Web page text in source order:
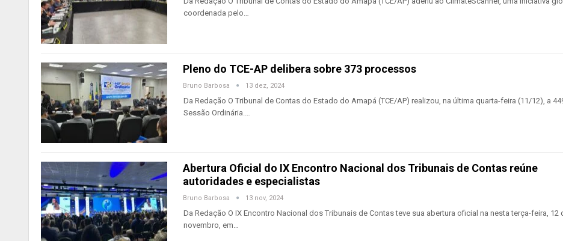
coordenada pelo…
Pleno do TCE-AP delibera sobre 373 processos
Bruno Barbosa 13 dez, 2024
Da Redação O Tribunal de Contas do Estado do Amapá (TCE/AP) realizou, na última quarta-feira (11/12), a
Sessão Ordinária.…
Abertura Oficial do IX Encontro Nacional dos Tribunais de Contas reúne
autoridades e especialistas
Bruno Barbosa 13 nov, 2024
Da Redação O IX Encontro Nacional dos Tribunais de Contas teve sua abertura oficial na nesta terça-feira, 12
novembro, em…